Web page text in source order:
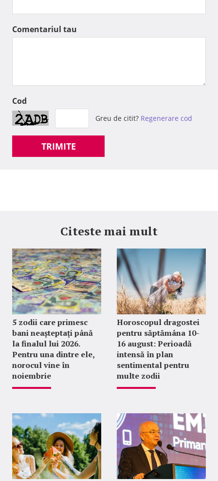
Comentariul tau
Cod
Greu de citit? Regenerare cod
TRIMITE
Citeste mai mult
5 zodii care primesc
bani neașteptați până
la finalul lui 2026.
Pentru una dintre ele,
norocul vine în
noiembrie
Horoscopul dragostei
pentru săptămâna 10-
16 august: Perioadă
intensă în plan
sentimental pentru
multe zodii